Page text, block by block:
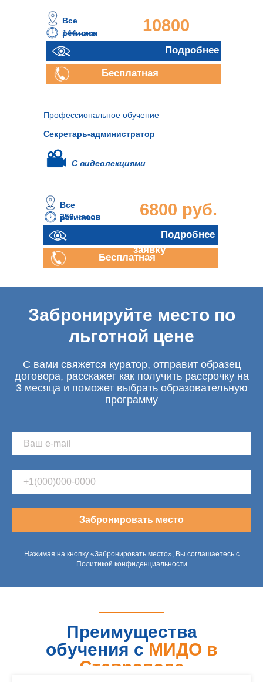
144 часа
10800
руб.
Все
регионы
Подробнее
Бесплатная
Профессиональное обучение
250 часов 6800 руб.
Отправить
заявку
Все
регионы
Подробнее
Бесплатная
Секретарь-администратор
С видеолекциями
Забронируйте место по
льготной цене
С вами свяжется куратор, отправит образец
договора, расскажет как получить рассрочку на
3 месяца и поможет выбрать образовательную
программу
Забронировать место
Нажимая на кнопку «Забронировать место», Вы соглашаетесь с
Политикой конфиденциальности
Преимущества
обучения с МИДО в
Ставрополе